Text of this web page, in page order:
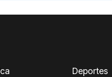
Deportes